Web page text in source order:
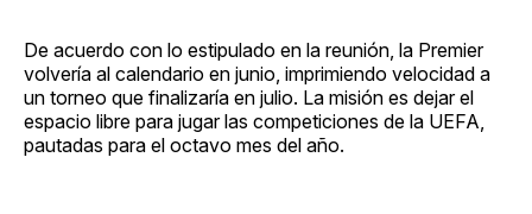
De acuerdo con lo estipulado en la reunión, la Premier
volvería al calendario en junio, imprimiendo velocidad a
un torneo que finalizaría en julio. La misión es dejar el
espacio libre para jugar las competiciones de la UEFA,
pautadas para el octavo mes del año.